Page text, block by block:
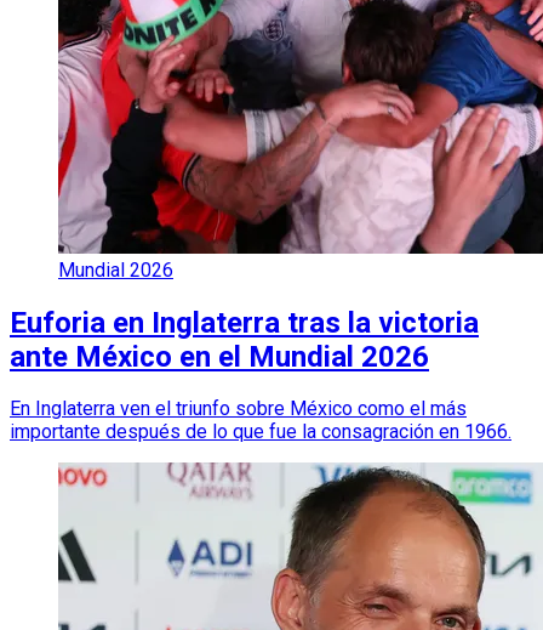
Mundial 2026
Euforia en Inglaterra tras la victoria
ante México en el Mundial 2026
En Inglaterra ven el triunfo sobre México como el más
importante después de lo que fue la consagración en 1966.